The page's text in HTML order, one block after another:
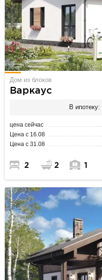
Дом из блоков
Варкаус
В ипотеку:
цена сейчас
Цена с 16.08
Цена с 31.08
2 2 1